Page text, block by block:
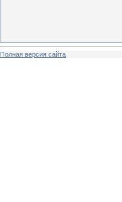
Полная версия сайта